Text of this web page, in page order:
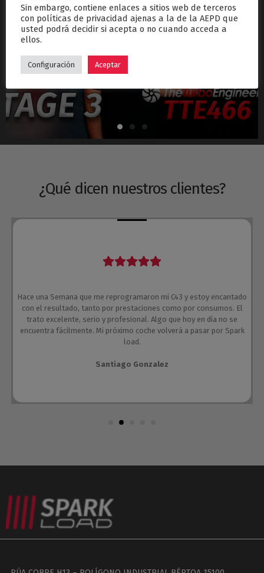
septiembre 26, 2024
Hyundai i30N Stage 3 – Turbo TTE466
¿Qué dicen nuestros clientes?
Hace una Semana que me reprogramaron mi C43 y estoy encantado
con el resultado, tanto por prestaciones como por consumos. El
trato excelente, serio y profesional. Algo que hoy en día no se
encuentra fácilmente. Mi próximo coche volverá a pasar por Spark
load.
Santiago Gonzalez
Sin embargo, contiene enlaces a sitios web de terceros
con políticas de privacidad ajenas a la de la AEPD que
usted podrá decidir si acepta o no cuando acceda a
ellos.
Configuración Aceptar